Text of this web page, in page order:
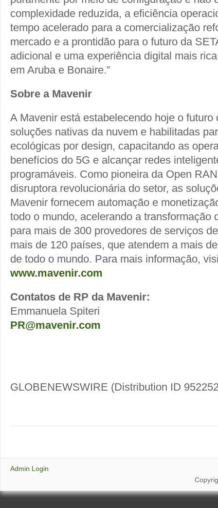
complexidade reduzida, a eficiência
tempo acelerado para a comercialização
mercado e a prontidão para o futuro da
adicional e uma experiência digital mais
em Aruba e Bonaire.”
Sobre a Mavenir
A Mavenir está estabelecendo hoje o futuro
soluções nativas da nuvem e habilitadas
ecológicas por design, capacitando as
benefícios do 5G e alcançar redes
programáveis. Como pioneira da Open
disruptora revolucionária do setor, as
Mavenir fornecem automação e
todo o mundo, acelerando a transformação
para mais de 300 provedores de serviços
mais de 120 países, que atendem a mais
de todo o mundo. Para mais informação,
www.mavenir.com
Contatos de RP da Mavenir:
Emmanuela Spiteri
PR@mavenir.com
GLOBENEWSWIRE (Distribution ID
Admin Login